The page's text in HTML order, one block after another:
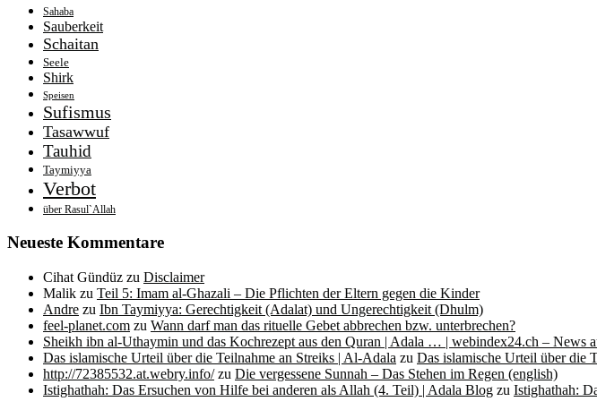
Sahaba
Sauberkeit
Schaitan
Seele
Shirk
Speisen
Sufismus
Tasawwuf
Tauhid
Taymiyya
Verbot
über Rasul`Allah
Neueste Kommentare
Cihat Gündüz zu Disclaimer
Malik zu Teil 5: Imam al-Ghazali – Die Pflichten der Eltern gegen die Kinder
Andre zu Ibn Taymiyya: Gerechtigkeit (Adalat) und Ungerechtigkeit (Dhulm)
feel-planet.com zu Wann darf man das rituelle Gebet abbrechen bzw. unterbrechen?
Sheikh ibn al-Uthaymin und das Kochrezept aus den Quran | Adala … | webindex24.ch – News
Das islamische Urteil über die Teilnahme an Streiks | Al-Adala zu Das islamische Urteil über die
http://72385532.at.webry.info/zu Die vergessene Sunnah – Das Stehen im Regen (english)
Istighathah: Das Ersuchen von Hilfe bei anderen als Allah (4. Teil) | Adala Blog zu Istighathah: